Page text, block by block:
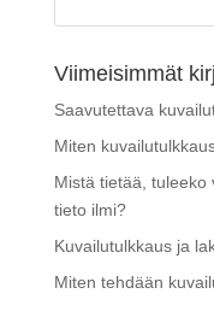
Viimeisimmät
Saavutettava
Miten
Mistä tietää, tuleeko
tieto ilmi?
Kuvailutulkkaus ja
Miten tehdään